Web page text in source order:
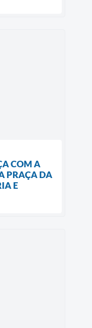
COM A
PRAÇA DA
E